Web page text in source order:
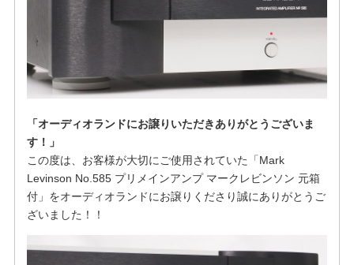
「オーディオランドにお譲りいただきありがとうございま
す！」
この度は、お客様が大切にご使用されていた「Mark
Levinson No.585 プリメインアンプ マークレビンソン 元箱
付」をオーディオランドにお譲りくださり誠にありがとうご
ざいました！！